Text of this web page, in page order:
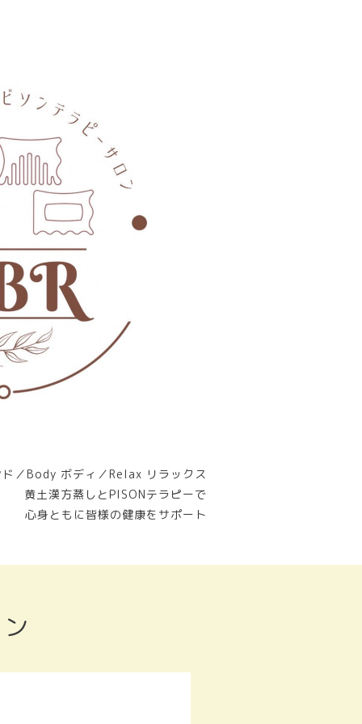
／Body ボディ／Relax リラックス
黄土漢方蒸しとPISONテラピーで
心身ともに皆様の健康をサポート